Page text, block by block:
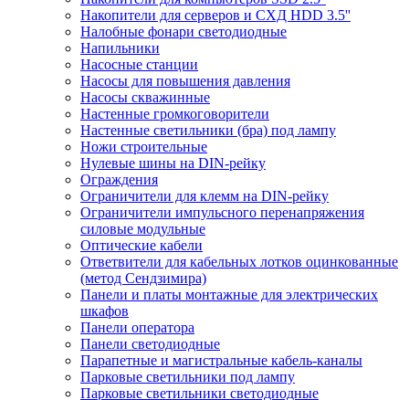
Накопители для серверов и СХД HDD 3.5''
Налобные фонари светодиодные
Напильники
Насосные станции
Насосы для повышения давления
Насосы скважинные
Настенные громкоговорители
Настенные светильники (бра) под лампу
Ножи строительные
Нулевые шины на DIN-рейку
Ограждения
Ограничители для клемм на DIN-рейку
Ограничители импульсного перенапряжения
силовые модульные
Оптические кабели
Ответвители для кабельных лотков оцинкованные
(метод Сендзимира)
Панели и платы монтажные для электрических
шкафов
Панели оператора
Панели светодиодные
Парапетные и магистральные кабель-каналы
Парковые светильники под лампу
Парковые светильники светодиодные